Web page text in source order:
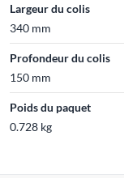
Largeur du colis
340 mm
Profondeur du colis
150 mm
Poids du paquet
0.728 kg